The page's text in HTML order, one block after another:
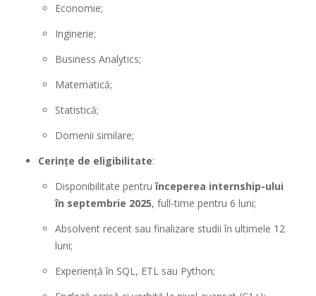
Economie;
Inginerie;
Business Analytics;
Matematică;
Statistică;
Domenii similare;
Cerințe de eligibilitate:
Disponibilitate pentruînceperea internship-ului
în septembrie 2025, full-time pentru 6 luni;
Absolvent recent sau finalizare studii în ultimele 12
luni;
Experiență în SQL, ETL sau Python;